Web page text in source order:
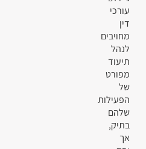
עורכי
דין
מחויבים
לנהל
תיעוד
מפורט
של
הפעילות
שלהם
בתיק,
אך